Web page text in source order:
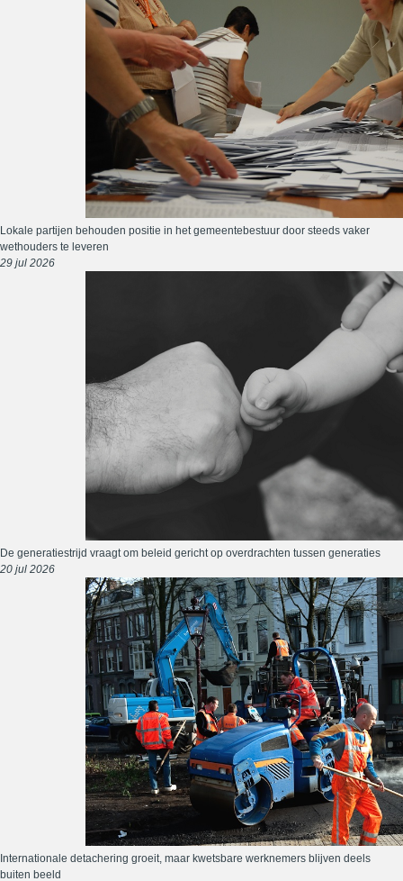
Lokale partijen behouden positie in het gemeentebestuur door steeds vaker
wethouders te leveren
29 jul 2026
De generatiestrijd vraagt om beleid gericht op overdrachten tussen generaties
20 jul 2026
Internationale detachering groeit, maar kwetsbare werknemers blijven deels
buiten beeld